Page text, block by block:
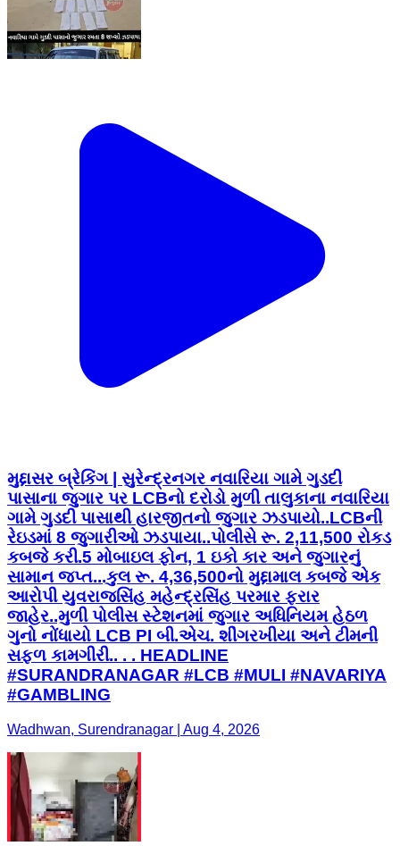
મુદ્દાસર બ્રેકિંગ | સુરેન્દ્રનગર નવારિયા ગામે ગુડદી
પાસાના જુગાર પર LCBનો દરોડો મુળી તાલુકાના નવારિયા
ગામે ગુડદી પાસાથી હારજીતનો જુગાર ઝડપાયો..LCBની
રેઇડમાં 8 જુગારીઓ ઝડપાયા..પોલીસે રૂ. 2,11,500 રોકડ
કબજે કરી.5 મોબાઇલ ફોન, 1 ઇકો કાર અને જુગારનું
સામાન જપ્ત...કુલ રૂ. 4,36,500નો મુદ્દામાલ કબજે એક
આરોપી યુવરાજસિંહ મહેન્દ્રસિંહ પરમાર ફરાર
જાહેર..મુળી પોલીસ સ્ટેશનમાં જુગાર અધિનિયમ હેઠળ
ગુનો નોંધાયો LCB PI બી.એચ. શીંગરખીયા અને ટીમની
સફળ કામગીરી.. . . HEADLINE
#SURANDRANAGAR #LCB #MULI #NAVARIYA
#GAMBLING
Wadhwan, Surendranagar | Aug 4, 2026